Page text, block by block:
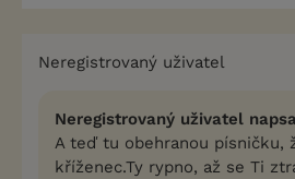
Neregistrovaný uživatel
Neregistrovaný uživatel
A teď tu obehranou písničku,
kříženec.Ty rypno, až se Ti